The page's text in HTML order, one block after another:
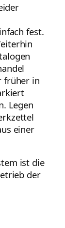
fest.
früher in
Legen
einer
ist die
der